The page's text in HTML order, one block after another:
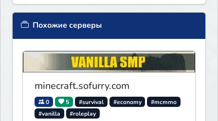
Похожие серверы
minecraft.sofurry.com
0 5 #survival #economy
#mcmmo
#vanilla
#roleplay